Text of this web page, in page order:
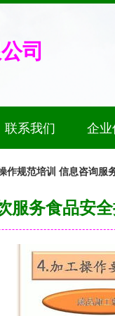
司
联系我们 企业
作规范培训 信息咨询服
服务食品安